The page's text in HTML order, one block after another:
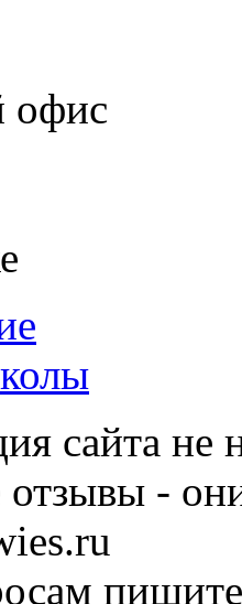
офис
сайта не
-